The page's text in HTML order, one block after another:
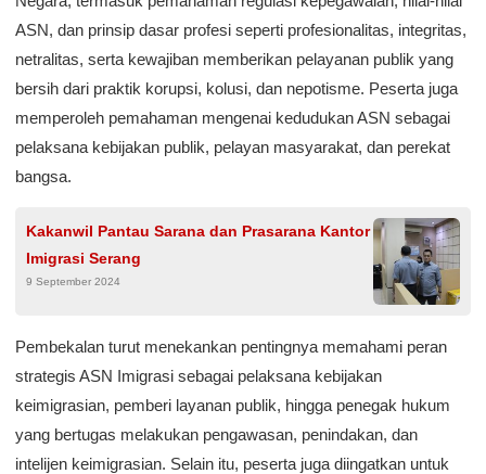
ASN, dan prinsip dasar profesi seperti profesionalitas, integritas,
netralitas, serta kewajiban memberikan pelayanan publik yang
bersih dari praktik korupsi, kolusi, dan nepotisme. Peserta juga
memperoleh pemahaman mengenai kedudukan ASN sebagai
pelaksana kebijakan publik, pelayan masyarakat, dan perekat
bangsa.
Kakanwil Pantau Sarana dan Prasarana Kantor
Imigrasi Serang
9 September 2024
Pembekalan turut menekankan pentingnya memahami peran
strategis ASN Imigrasi sebagai pelaksana kebijakan
keimigrasian, pemberi layanan publik, hingga penegak hukum
yang bertugas melakukan pengawasan, penindakan, dan
intelijen keimigrasian. Selain itu, peserta juga diingatkan untuk